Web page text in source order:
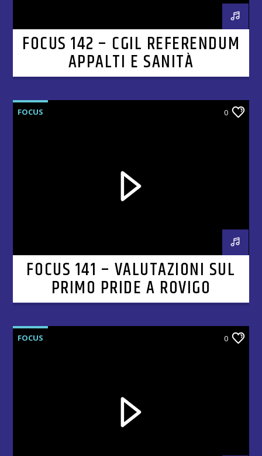
FOCUS 142 – CGIL REFERENDUM
APPALTI E SANITÀ
FOCUS 0
FOCUS 141 – VALUTAZIONI SUL
PRIMO PRIDE A ROVIGO
FOCUS 0